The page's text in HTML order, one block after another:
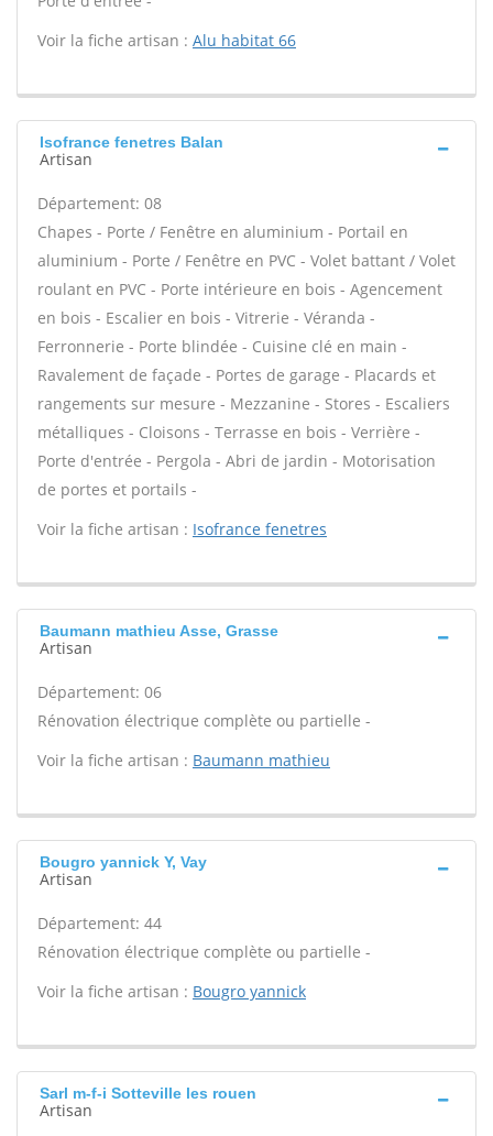
Voir la fiche artisan : Alu habitat 66
Isofrance fenetres Balan
Artisan
Département: 08
Chapes - Porte / Fenêtre en aluminium - Portail en
aluminium - Porte / Fenêtre en PVC - Volet battant / Volet
roulant en PVC - Porte intérieure en bois - Agencement
en bois - Escalier en bois - Vitrerie - Véranda -
Ferronnerie - Porte blindée - Cuisine clé en main -
Ravalement de façade - Portes de garage - Placards et
rangements sur mesure - Mezzanine - Stores - Escaliers
métalliques - Cloisons - Terrasse en bois - Verrière -
Porte d'entrée - Pergola - Abri de jardin - Motorisation
de portes et portails -
Voir la fiche artisan : Isofrance fenetres
Baumann mathieu Asse, Grasse
Artisan
Département: 06
Rénovation électrique complète ou partielle -
Voir la fiche artisan : Baumann mathieu
Bougro yannick Y, Vay
Artisan
Département: 44
Rénovation électrique complète ou partielle -
Voir la fiche artisan : Bougro yannick
Sarl m-f-i Sotteville les rouen
Artisan